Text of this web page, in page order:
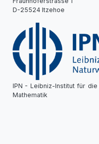
D-25524 Itzehoe
IPN - Leibniz-Institut für
Mathematik